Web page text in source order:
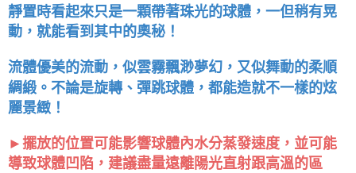
靜置時看起來只是一顆帶著珠光的球體，一但稍有晃
動，就能看到其中的奧秘！
流體優美的流動，似雲霧飄渺夢幻，又似舞動的柔順
綢緞。不論是旋轉、彈跳球體，都能造就不一樣的炫
麗景緻！
►擺放的位置可能影響球體內水分蒸發速度，並可能
導致球體凹陷，建議盡量遠離陽光直射跟高溫的區